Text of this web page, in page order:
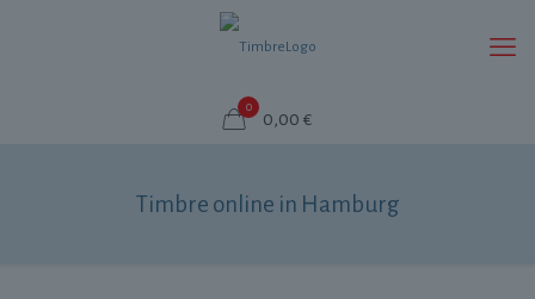
0
0,00 €
Timbre online in Hamburg